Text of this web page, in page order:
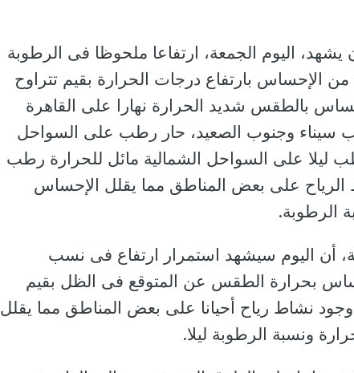
يشهد، اليوم الجمعة، ارتفاعا ملحوظا فى الرطوبة
من الإحساس بارتفاع درجات الحرارة بقيم تتراوح
الإحساس بالطقس شديد الحرارة نهارا على القاهرة
سيناء وجنوب الصعيد، حار رطب على السواحل
ليلا على السواحل الشمالية مائل للحرارة رطب
الرياح على بعض المناطق مما يقلل الإحساس
الرطوبة.
أن اليوم سيشهد استمرار ارتفاع فى نسب
بحرارة الطقس عن المتوقع فى الظل بقيم
درجات، مع وجود نشاط رياح أحيانا على بعض المناطق مما يقلل
ونسبة الرطوبة ليلا.